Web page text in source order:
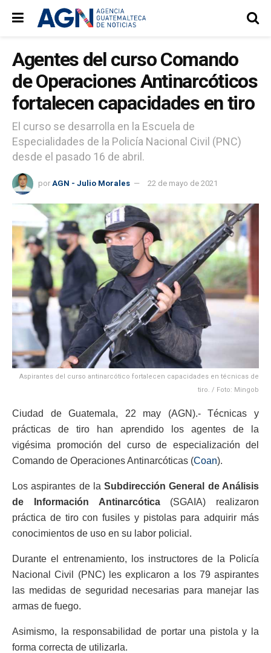
Agentes del curso Comando
de Operaciones Antinarcóticos
fortalecen capacidades en tiro
El curso se desarrolla en la Escuela de
Especialidades de la Policía Nacional Civil (PNC)
desde el pasado 16 de abril.
por AGN - Julio Morales 22 de mayo de 2021
Aspirantes del curso antinarcótico fortalecen capacidades en técnicas de
tiro. / Foto: Mingob
Ciudad de Guatemala, 22 may (AGN).- Técnicas y
prácticas de tiro han aprendido los agentes de la
vigésima promoción del curso de especialización del
Comando de Operaciones Antinarcóticas (Coan).
Los aspirantes de laSubdirección General de Análisis
de Información Antinarcótica(SGAIA) realizaron
práctica de tiro con fusiles y pistolas para adquirir más
conocimientos de uso en su labor policial.
Durante el entrenamiento, los instructores de la Policía
Nacional Civil (PNC) les explicaron a los 79 aspirantes
las medidas de seguridad necesarias para manejar las
armas de fuego.
Asimismo, la responsabilidad de portar una pistola y la
forma correcta de utilizarla.